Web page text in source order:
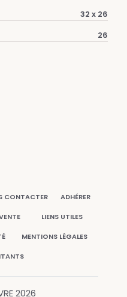
32 x 26
26
CONTACTER ADHÉRER
LIENS UTILES
MENTIONS LÉGALES
2026